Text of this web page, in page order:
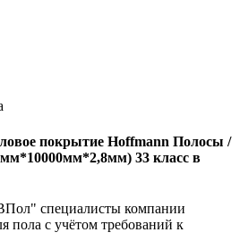
покрытие Hoffmann Полосы /
33 класс в
специалисты компании
пола с учётом требований к